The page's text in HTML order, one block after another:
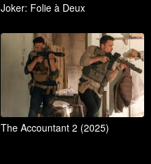
Joker: Folie à Deux
The Accountant 2 (2025)